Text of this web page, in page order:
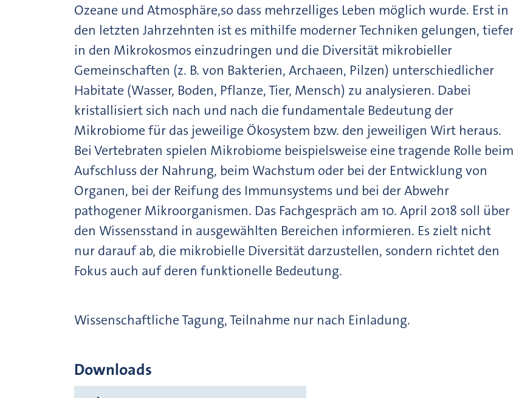
Ozeane und Atmosphäre,so dass mehrzelliges Leben möglich wurde. Erst in
den letzten Jahrzehnten ist es mithilfe moderner Techniken gelungen,
in den Mikrokosmos einzudringen und die Diversität mikrobieller
Gemeinschaften (z. B. von Bakterien, Archaeen, Pilzen) unterschiedlicher
Habitate (Wasser, Boden, Pflanze, Tier, Mensch) zu analysieren. Dabei
kristallisiert sich nach und nach die fundamentale Bedeutung der
Mikrobiome für das jeweilige Ökosystem bzw. den jeweiligen Wirt heraus.
Bei Vertebraten spielen Mikrobiome beispielsweise eine tragende Rolle beim
Aufschluss der Nahrung, beim Wachstum oder bei der Entwicklung von
Organen, bei der Reifung des Immunsystems und bei der Abwehr
pathogener Mikroorganismen. Das Fachgespräch am 10. April 2018 soll über
den Wissensstand in ausgewählten Bereichen informieren. Es zielt nicht
nur darauf ab, die mikrobielle Diversität darzustellen, sondern richtet den
Fokus auch auf deren funktionelle Bedeutung.
Wissenschaftliche Tagung, Teilnahme nur nach Einladung.
Downloads